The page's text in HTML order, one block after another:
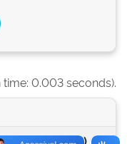
time: 0.003 seconds).
Author(s)